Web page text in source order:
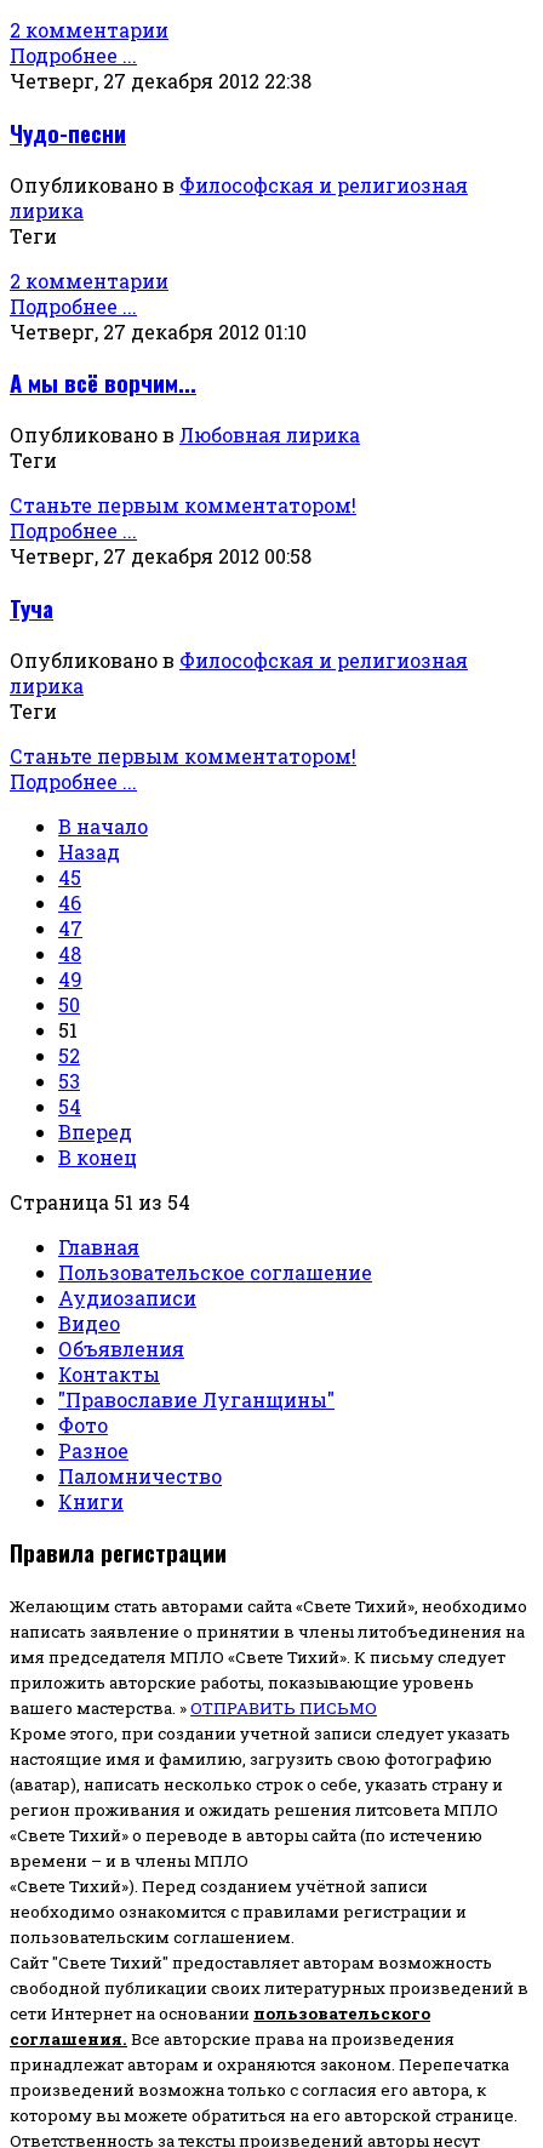
2 комментарии
Подробнее ...
Четверг, 27 декабря 2012 22:38
Чудо-песни
Опубликовано в Философская и религиозная
лирика
Теги
2 комментарии
Подробнее ...
Четверг, 27 декабря 2012 01:10
А мы всё ворчим...
Опубликовано в Любовная лирика
Теги
Станьте первым комментатором!
Подробнее ...
Четверг, 27 декабря 2012 00:58
Туча
Опубликовано в Философская и религиозная
лирика
Теги
Станьте первым комментатором!
Подробнее ...
В начало
Назад
45
46
47
48
49
50
51
52
53
54
Вперед
В конец
Страница 51 из 54
Главная
Пользовательское соглашение
Аудиозаписи
Видео
Объявления
Контакты
"Православие Луганщины"
Фото
Разное
Паломничество
Книги
Правила регистрации
Желающим стать авторами сайта «Свете Тихий», необходимо
написать заявление о принятии в члены литобъединения на
имя председателя МПЛО «Свете Тихий». К письму следует
приложить авторские работы, показывающие уровень
вашего мастерства. »ОТПРАВИТЬ ПИСЬМО
Кроме этого, при создании учетной записи следует указать
настоящие имя и фамилию, загрузить свою фотографию
(аватар), написать несколько строк о себе, указать страну и
регион проживания и ожидать решения литсовета МПЛО
«Свете Тихий» о переводе в авторы сайта (по истечению
времени – и в члены МПЛО
«Свете Тихий»). Перед созданием учётной записи
необходимо ознакомится с правилами регистрации и
пользовательским соглашением.
Сайт "Свете Тихий" предоставляет авторам возможность
свободной публикации своих литературных произведений в
сети Интернет на основании пользовательского
соглашения. Все авторские права на произведения
принадлежат авторам и охраняются законом. Перепечатка
произведений возможна только с согласия его автора, к
которому вы можете обратиться на его авторской странице.
Ответственность за тексты произведений авторы несут